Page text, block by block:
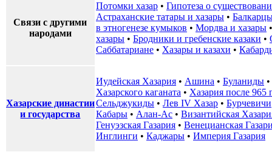
Связи с другими
народами
Потомки хазар • Гипотеза о
Астраханские татары и хазары •
в этногенезе кумыков • Мордва и хазары
хазары • Бродники и гребенские казаки •
Саббатариане • Хазары и казахи •
Хазарские династии
и государства
Иудейская Хазария • Ашина • Буланиды •
Хазарского каганата • Хазария после 965
Сельджукиды • Лев IV Хазар • Бурчевичи
Кабары • Алан-Ас • Византийская
Генуэзская Газария • Венецианская
Инглинги • Каджары • Империя Газария